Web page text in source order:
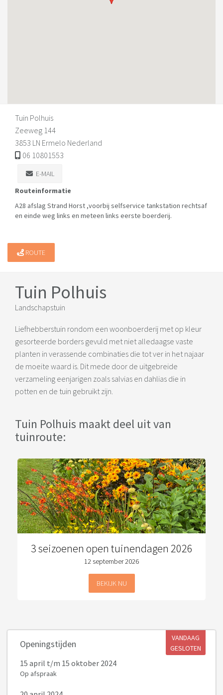
Tuin Polhuis
Zeeweg 144
3853 LN Ermelo Nederland
06 10801553
E-MAIL
Routeinformatie
A28 afslag Strand Horst ,voorbij selfservice tankstation rechtsaf
en einde weg links en meteen links eerste boerderij.
ROUTE
Tuin Polhuis
Landschapstuin
Liefhebberstuin rondom een woonboerderij met op kleur
gesorteerde borders gevuld met niet alledaagse vaste
planten in verassende combinaties die tot ver in het najaar
de moeite waard is. Dit mede door de uitgebreide
verzameling eenjarigen zoals salvias en dahlias die in
potten en de tuin gebruikt zijn.
Tuin Polhuis maakt deel uit van
tuinroute:
3 seizoenen open tuinendagen 2026
12 september 2026
BEKIJK NU
Openingstijden
VANDAAG
GESLOTEN
15 april t/m 15 oktober 2024
Op afspraak